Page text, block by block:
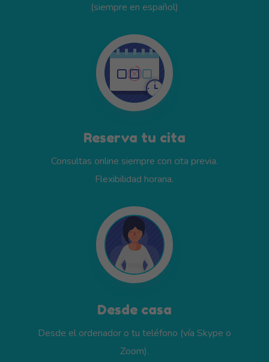
(siempre en español)
Reserva tu cita
Consultas online siempre con cita previa.
Flexibilidad horaria.
Desde casa
Desde el ordenador o tu teléfono (vía Skype o
Zoom).